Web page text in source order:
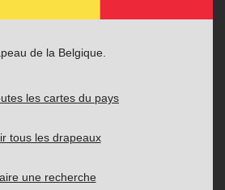
de la Belgique.
les cartes du pays
tous les drapeaux
une recherche